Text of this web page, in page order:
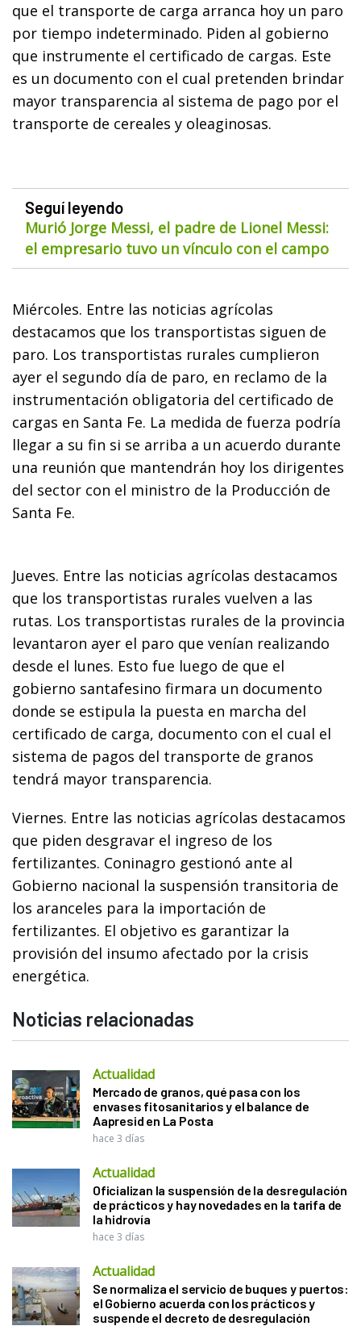
que el transporte de carga arranca hoy un paro
por tiempo indeterminado. Piden al gobierno
que instrumente el certificado de cargas. Este
es un documento con el cual pretenden brindar
mayor transparencia al sistema de pago por el
transporte de cereales y oleaginosas.
Seguí leyendo
Murió Jorge Messi, el padre de Lionel Messi:
el empresario tuvo un vínculo con el campo
Miércoles. Entre las noticias agrícolas
destacamos que los transportistas siguen de
paro. Los transportistas rurales cumplieron
ayer el segundo día de paro, en reclamo de la
instrumentación obligatoria del certificado de
cargas en Santa Fe. La medida de fuerza podría
llegar a su fin si se arriba a un acuerdo durante
una reunión que mantendrán hoy los dirigentes
del sector con el ministro de la Producción de
Santa Fe.
Jueves. Entre las noticias agrícolas destacamos
que los transportistas rurales vuelven a las
rutas. Los transportistas rurales de la provincia
levantaron ayer el paro que venían realizando
desde el lunes. Esto fue luego de que el
gobierno santafesino firmara un documento
donde se estipula la puesta en marcha del
certificado de carga, documento con el cual el
sistema de pagos del transporte de granos
tendrá mayor transparencia.
Viernes. Entre las noticias agrícolas destacamos
que piden desgravar el ingreso de los
fertilizantes. Coninagro gestionó ante al
Gobierno nacional la suspensión transitoria de
los aranceles para la importación de
fertilizantes. El objetivo es garantizar la
provisión del insumo afectado por la crisis
energética.
Noticias relacionadas
Actualidad
Mercado de granos, qué pasa con los
envases fitosanitarios y el balance de
Aapresid en La Posta
hace 3 días
Actualidad
Oficializan la suspensión de la desregulación
de prácticos y hay novedades en la tarifa de
la hidrovía
hace 3 días
Actualidad
Se normaliza el servicio de buques y puertos:
el Gobierno acuerda con los prácticos y
suspende el decreto de desregulación